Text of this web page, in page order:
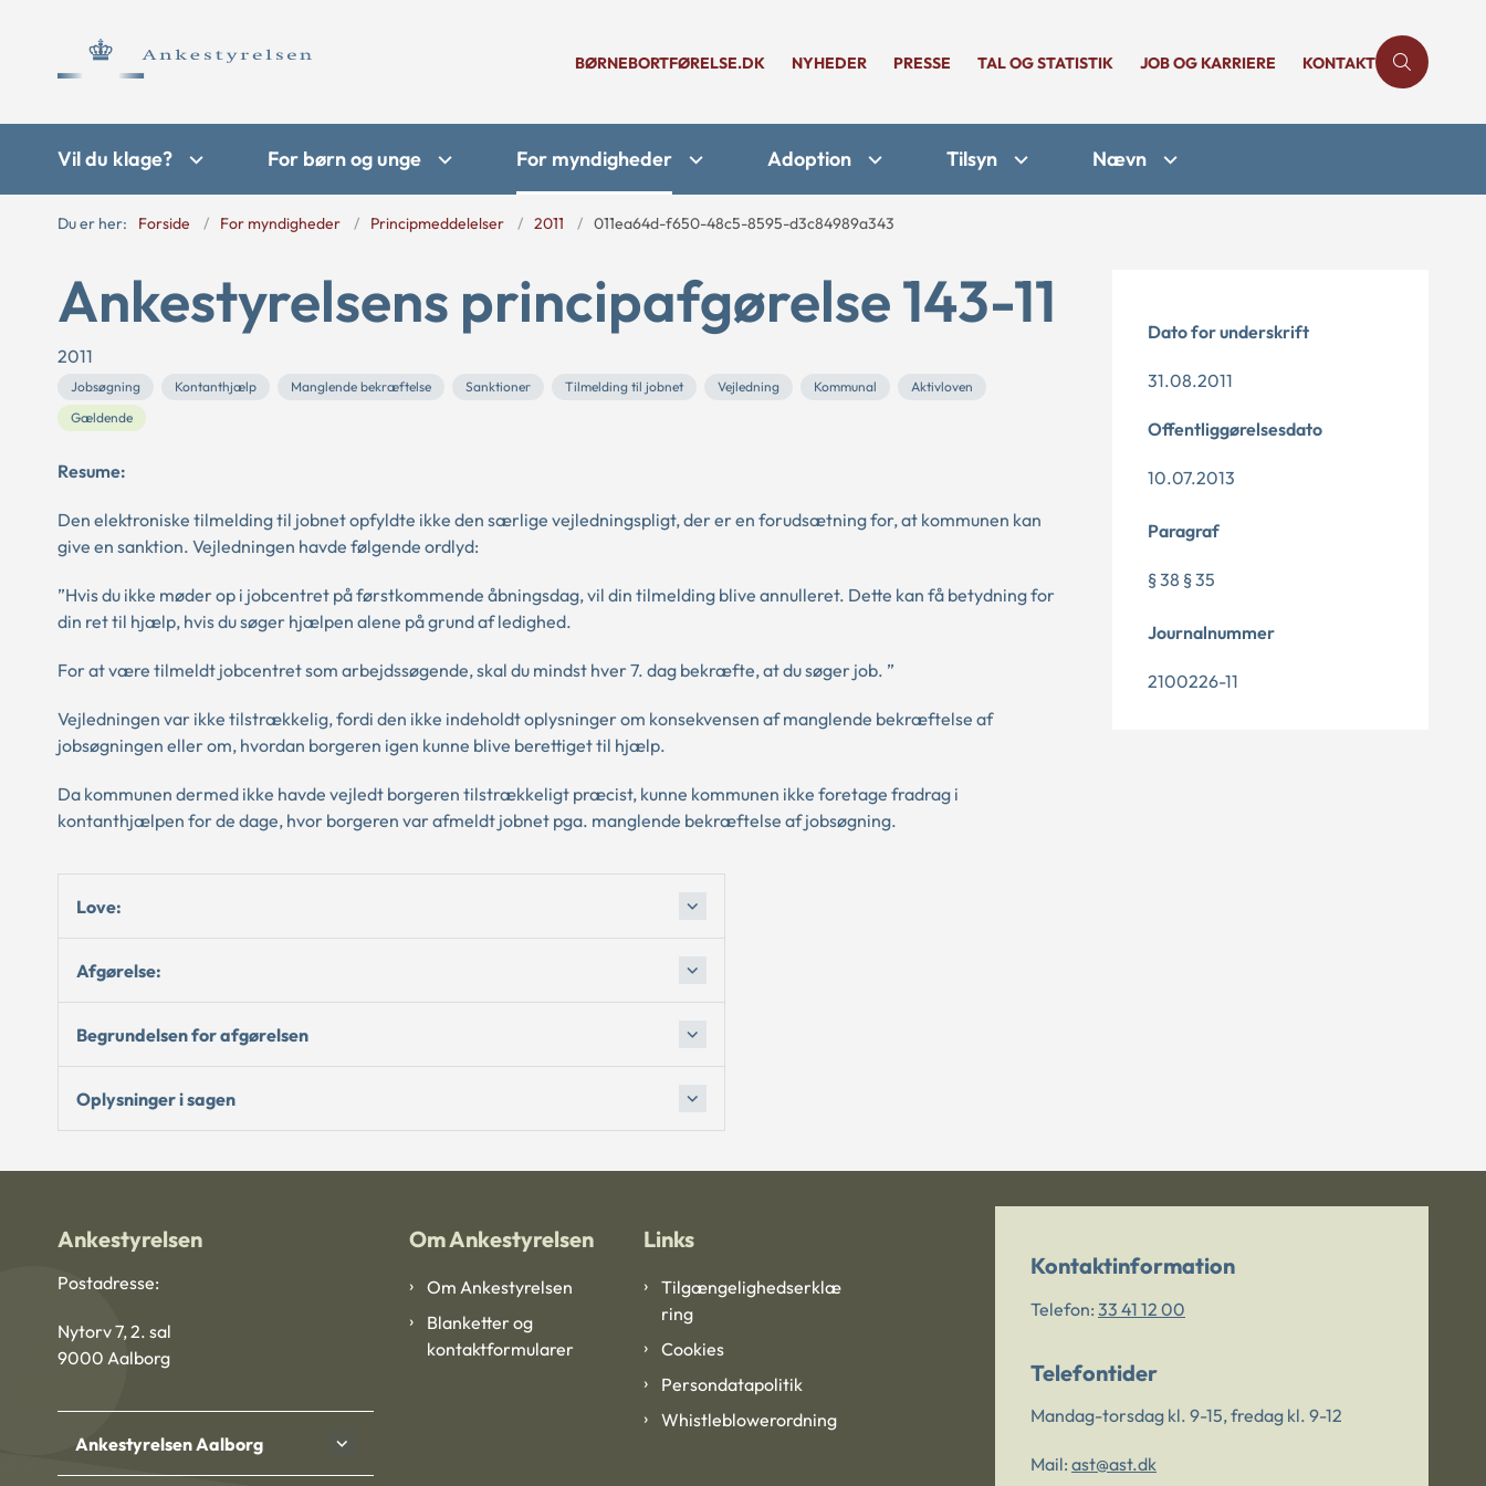
BØRNEBORTFØRELSE.DK NYHEDER PRESSE TAL OG STATISTIK JOB OG KARRIERE KONTAKT
Vil du klage? For børn og unge For myndigheder Adoption Tilsyn Nævn
Du er her: Forside For myndigheder Principmeddelelser 2011 011ea64d-f650-48c5-8595-d3c84989a343
Ankestyrelsens principafgørelse 143-11
2011
Jobsøgning Kontanthjælp Manglende bekræftelse Sanktioner Tilmelding til jobnet Vejledning Kommunal
Aktivloven
Gældende
Resume:
Den elektroniske tilmelding til jobnet opfyldte ikke den særlige vejledningspligt, der er en forudsætning for, at kommunen kan
give en sanktion. Vejledningen havde følgende ordlyd:
”Hvis du ikke møder op i jobcentret på førstkommende åbningsdag, vil din tilmelding blive annulleret. Dette kan få betydning for
din ret til hjælp, hvis du søger hjælpen alene på grund af ledighed.
For at være tilmeldt jobcentret som arbejdssøgende, skal du mindst hver 7. dag bekræfte, at du søger job. ”
Vejledningen var ikke tilstrækkelig, fordi den ikke indeholdt oplysninger om konsekvensen af manglende bekræftelse af
jobsøgningen eller om, hvordan borgeren igen kunne blive berettiget til hjælp.
Da kommunen dermed ikke havde vejledt borgeren tilstrækkeligt præcist, kunne kommunen ikke foretage fradrag i
kontanthjælpen for de dage, hvor borgeren var afmeldt jobnet pga. manglende bekræftelse af jobsøgning.
Love:
Afgørelse:
Begrundelsen for afgørelsen
Oplysninger i sagen
Dato for underskrift
31.08.2011
Offentliggørelsesdato
10.07.2013
Paragraf
§ 38 § 35
Journalnummer
2100226-11
Ankestyrelsen
Postadresse:
Nytorv 7, 2. sal
9000 Aalborg
Ankestyrelsen Aalborg
Om Ankestyrelsen
Om Ankestyrelsen
Blanketter og
kontaktformularer
Links
Tilgængelighedserklæ
ring
Cookies
Persondatapolitik
Whistleblowerordning
Kontaktinformation
Telefon: 33 41 12 00
Telefontider
Mandag-torsdag kl. 9-15, fredag kl. 9-12
Mail: ast@ast.dk